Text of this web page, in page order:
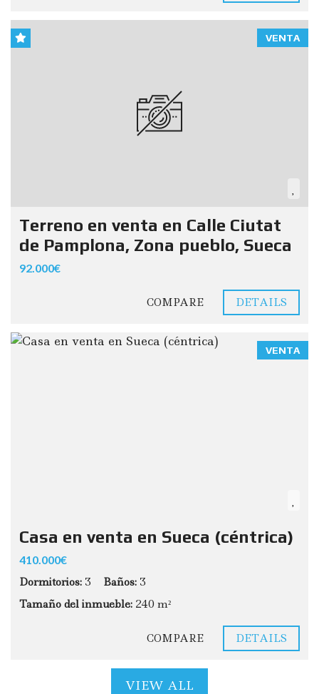
VENTA
Terreno en venta en Calle Ciutat
de Pamplona, Zona pueblo, Sueca
92.000€
COMPARE DETAILS
VENTA
Casa en venta en Sueca (céntrica)
410.000€
Dormitorios: 3 Baños: 3
Tamaño del inmueble: 240 m²
COMPARE DETAILS
VIEW ALL